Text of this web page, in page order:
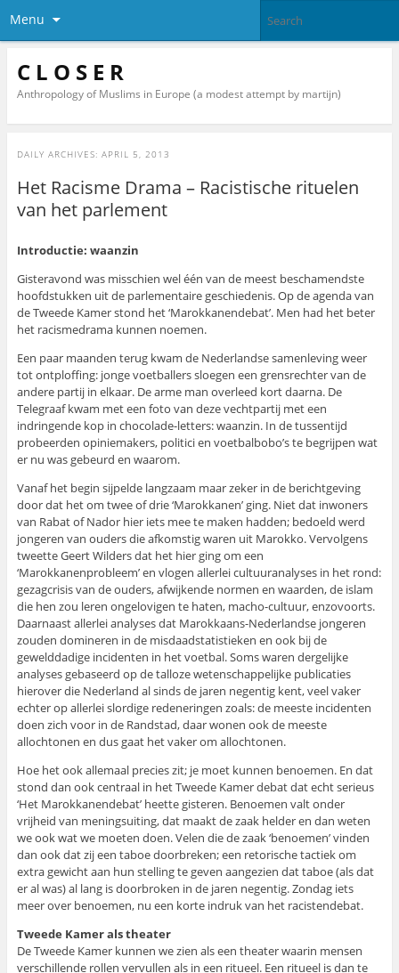
Menu
C L O S E R
Anthropology of Muslims in Europe (a modest attempt by martijn)
DAILY ARCHIVES: APRIL 5, 2013
Het Racisme Drama – Racistische rituelen
van het parlement
Introductie: waanzin
Gisteravond was misschien wel één van de meest beschamendste
hoofdstukken uit de parlementaire geschiedenis. Op de agenda van
de Tweede Kamer stond het ‘Marokkanendebat’. Men had het beter
het racismedrama kunnen noemen.
Een paar maanden terug kwam de Nederlandse samenleving weer
tot ontploffing: jonge voetballers sloegen een grensrechter van de
andere partij in elkaar. De arme man overleed kort daarna. De
Telegraaf kwam met een foto van deze vechtpartij met een
indringende kop in chocolade-letters: waanzin. In de tussentijd
probeerden opiniemakers, politici en voetbalbobo’s te begrijpen wat
er nu was gebeurd en waarom.
Vanaf het begin sijpelde langzaam maar zeker in de berichtgeving
door dat het om twee of drie ‘Marokkanen’ ging. Niet dat inwoners
van Rabat of Nador hier iets mee te maken hadden; bedoeld werd
jongeren van ouders die afkomstig waren uit Marokko. Vervolgens
tweette Geert Wilders dat het hier ging om een
‘Marokkanenprobleem’ en vlogen allerlei cultuuranalyses in het rond:
gezagcrisis van de ouders, afwijkende normen en waarden, de islam
die hen zou leren ongelovigen te haten, macho-cultuur, enzovoorts.
Daarnaast allerlei analyses dat Marokkaans-Nederlandse jongeren
zouden domineren in de misdaadstatistieken en ook bij de
gewelddadige incidenten in het voetbal. Soms waren dergelijke
analyses gebaseerd op de talloze wetenschappelijke publicaties
hierover die Nederland al sinds de jaren negentig kent, veel vaker
echter op allerlei slordige redeneringen zoals: de meeste incidenten
doen zich voor in de Randstad, daar wonen ook de meeste
allochtonen en dus gaat het vaker om allochtonen.
Hoe het ook allemaal precies zit; je moet kunnen benoemen. En dat
stond dan ook centraal in het Tweede Kamer debat dat echt serieus
‘Het Marokkanendebat’ heette gisteren. Benoemen valt onder
vrijheid van meningsuiting, dat maakt de zaak helder en dan weten
we ook wat we moeten doen. Velen die de zaak ‘benoemen’ vinden
dan ook dat zij een taboe doorbreken; een retorische tactiek om
extra gewicht aan hun stelling te geven aangezien dat taboe (als dat
er al was) al lang is doorbroken in de jaren negentig. Zondag iets
meer over benoemen, nu een korte indruk van het racistendebat.
Tweede Kamer als theater
De Tweede Kamer kunnen we zien als een theater waarin mensen
verschillende rollen vervullen als in een ritueel. Een ritueel is dan te